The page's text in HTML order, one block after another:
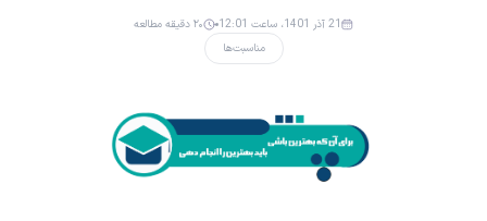
مناسبت‌ها
21 آذر 1401، ساعت 12:01 ۲۰ دقیقه مطالعه